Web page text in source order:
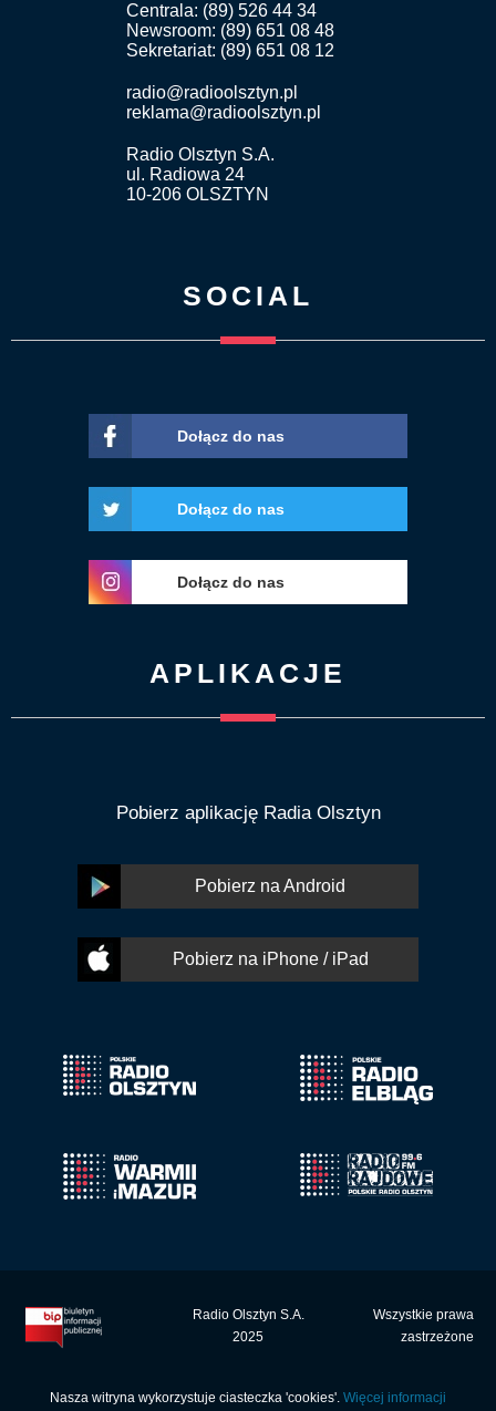
Centrala: (89) 526 44 34
Newsroom: (89) 651 08 48
Sekretariat: (89) 651 08 12
radio@radioolsztyn.pl
reklama@radioolsztyn.pl
Radio Olsztyn S.A.
ul. Radiowa 24
10-206 OLSZTYN
SOCIAL
Dołącz do nas
Dołącz do nas
Dołącz do nas
APLIKACJE
Pobierz aplikację Radia Olsztyn
Pobierz na Android
Pobierz na iPhone / iPad
Radio Olsztyn S.A.
2025
Wszystkie prawa
zastrzeżone
Nasza witryna wykorzystuje ciasteczka 'cookies'. Więcej informacji